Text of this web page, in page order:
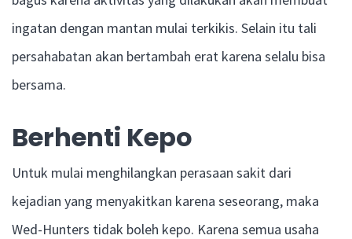
ingatan dengan mantan mulai terkikis. Selain itu tali
persahabatan akan bertambah erat karena selalu bisa
bersama.
Berhenti Kepo
Untuk mulai menghilangkan perasaan sakit dari
kejadian yang menyakitkan karena seseorang, maka
Wed-Hunters tidak boleh kepo. Karena semua usaha